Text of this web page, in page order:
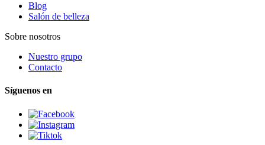
Blog
Salón de belleza
Sobre nosotros
Nuestro grupo
Contacto
Síguenos en